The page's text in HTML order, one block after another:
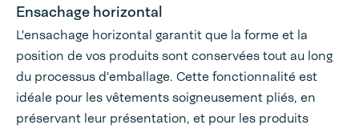
Ensachage horizontal
L'ensachage horizontal garantit que la forme et la
position de vos produits sont conservées tout au long
du processus d'emballage. Cette fonctionnalité est
idéale pour les vêtements soigneusement pliés, en
préservant leur présentation, et pour les produits